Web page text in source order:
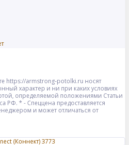
https://armstrong-potolki.ru носят
характер и ни при каких условиях
определяемой положениями Статьи
РФ. * - Спеццена предоставляется
и может отличаться от